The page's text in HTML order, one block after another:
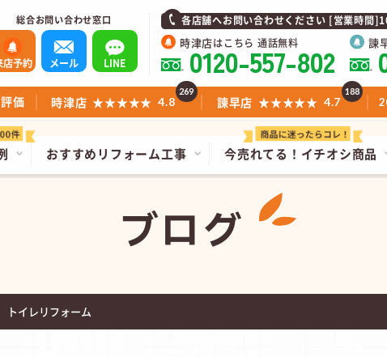
総合お問い合わせ窓口
店予約 メール LINE
各店舗へお問い合わせください [営業時間
時津店はこちら 通話無料
0120-557-802 諫
今売れてる！ イチオシ商品
おすすめリフォーム工事
価 時津店 ★★★★★ 4.8
269
諫早店 ★★★★★ 4.7
188
ブログ
イレリフォーム